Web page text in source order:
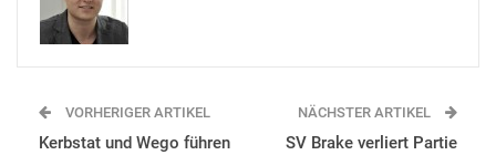
VORHERIGER ARTIKEL
Kerbstat und Wego führen
NÄCHSTER ARTIKEL
SV Brake verliert Partie